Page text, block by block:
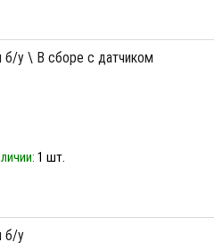
1 шт.
б/у